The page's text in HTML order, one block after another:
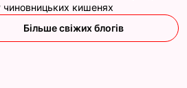
чиновницьких кишенях
Більше свіжих блогів